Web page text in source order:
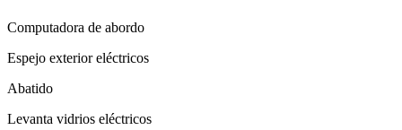
Computadora de abordo
Espejo exterior eléctricos
Abatido
Levanta vidrios eléctricos